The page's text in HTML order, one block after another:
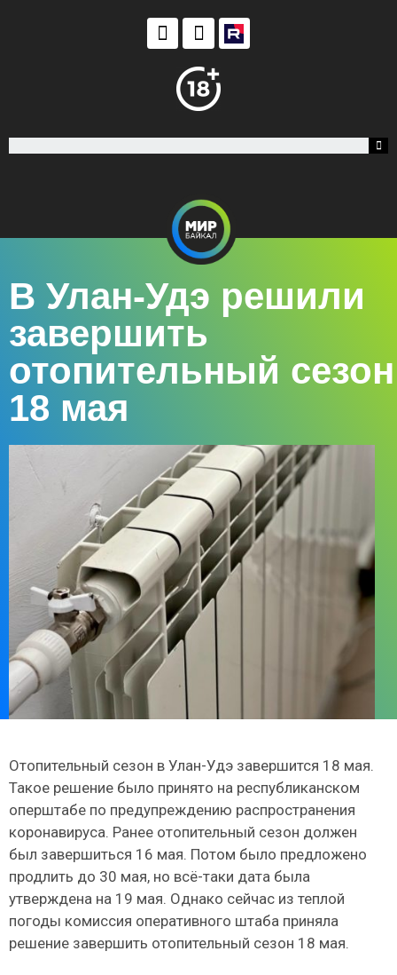
В Улан-Удэ решили
завершить
отопительный сезон
18 мая
Отопительный сезон в Улан-Удэ завершится 18 мая.
Такое решение было принято на республиканском
oпepштaбе по предупреждению распространения
кopoнaвиpyca. Ранее отопительный сезон должен
был завершиться 16 мая. Потом было предложено
продлить до 30 мая, но всё-таки дата была
утверждена на 19 мая. Однако сейчас из теплой
погоды комиссия оперативного штаба приняла
решение завершить отопительный сезон 18 мая.